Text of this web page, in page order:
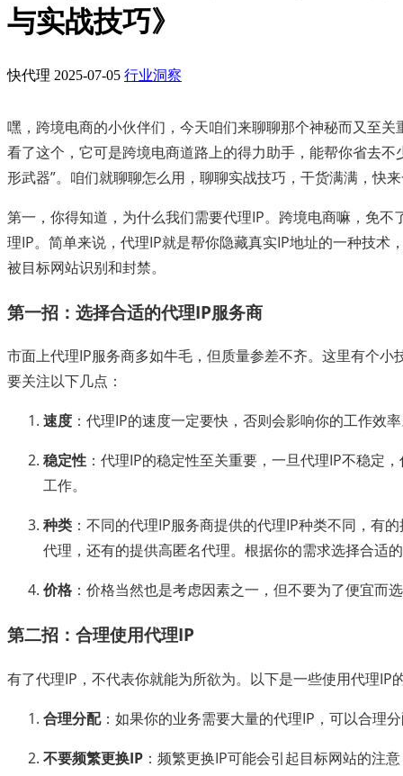
与实战技巧》
快代理 2025-07-05 行业洞察
嘿，跨境电商的小伙伴们，今天咱们来聊聊那个神秘而又至
看了这个，它可是跨境电商道路上的得力助手，能帮你省去不
形武器”。咱们就聊聊怎么用，聊聊实战技巧，干货满满，快
第一，你得知道，为什么我们需要代理IP。跨境电商嘛，免
理IP。简单来说，代理IP就是帮你隐藏真实IP地址的一种技术
被目标网站识别和封禁。
第一招：选择合适的代理IP服务商
市面上代理IP服务商多如牛毛，但质量参差不齐。这里有个小
要关注以下几点：
速度 ：代理IP的速度一定要快，否则会影响你的工作效
稳定性 ：代理IP的稳定性至关重要，一旦代理IP不稳定
工作。
种类 ：不同的代理IP服务商提供的代理IP种类不同，有
代理，还有的提供高匿名代理。根据你的需求选择合适
价格 ：价格当然也是考虑因素之一，但不要为了便宜而
第二招：合理使用代理IP
有了代理IP，不代表你就能为所欲为。以下是一些使用代理IP
合理分配：如果你的业务需要大量的代理IP，可以合理
不要频繁更换IP ：频繁更换IP可能会引起目标网站的注